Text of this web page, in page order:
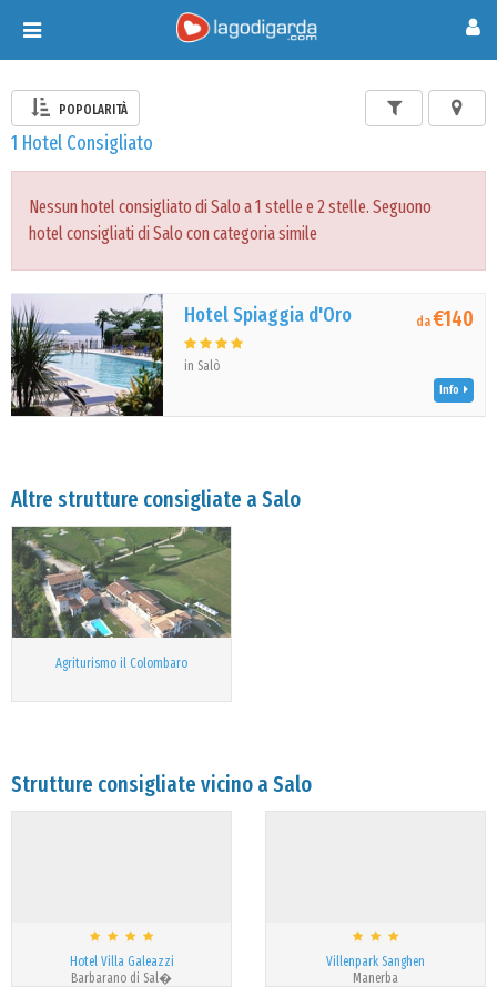
Toggle
navigation
POPOLARITÀ
1 Hotel Consigliato
Nessun hotel consigliato di Salo a 1 stelle e 2 stelle. Seguono
hotel consigliati di Salo con categoria simile
Hotel Spiaggia d'Oro
in Salò
da€140
Info
Altre strutture consigliate a Salo
Agriturismo il Colombaro
Strutture consigliate vicino a Salo
Hotel Villa Galeazzi
Barbarano di Sal�
Villenpark Sanghen
Manerba